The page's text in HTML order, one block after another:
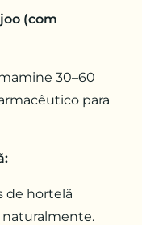
(com
30–60
para
de hortelã
naturalmente.